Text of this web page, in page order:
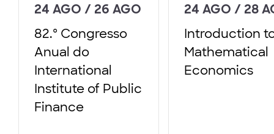
24 AGO / 26 AGO
82.º Congresso
Anual do
International
Institute of Public
Finance
24 AGO / 28
Introduction
Mathematical
Economics